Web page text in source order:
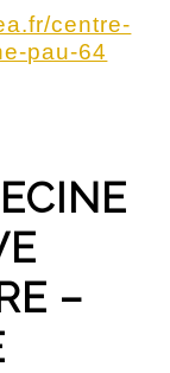
centre-
pau-64
–